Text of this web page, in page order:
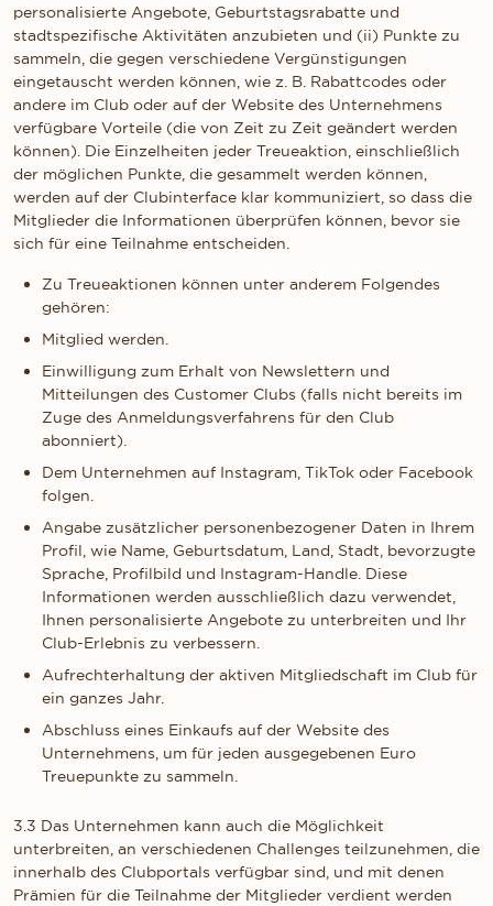
personalisierte Angebote, Geburtstagsrabatte und
stadtspezifische Aktivitäten anzubieten und (ii) Punkte zu
sammeln, die gegen verschiedene Vergünstigungen
eingetauscht werden können, wie z. B. Rabattcodes oder
andere im Club oder auf der Website des Unternehmens
verfügbare Vorteile (die von Zeit zu Zeit geändert werden
können). Die Einzelheiten jeder Treueaktion, einschließlich
der möglichen Punkte, die gesammelt werden können,
werden auf der Clubinterface klar kommuniziert, so dass die
Mitglieder die Informationen überprüfen können, bevor sie
sich für eine Teilnahme entscheiden.
Zu Treueaktionen können unter anderem Folgendes
gehören:
Mitglied werden.
Einwilligung zum Erhalt von Newslettern und
Mitteilungen des Customer Clubs (falls nicht bereits im
Zuge des Anmeldungsverfahrens für den Club
abonniert).
Dem Unternehmen auf Instagram, TikTok oder Facebook
folgen.
Angabe zusätzlicher personenbezogener Daten in Ihrem
Profil, wie Name, Geburtsdatum, Land, Stadt, bevorzugte
Sprache, Profilbild und Instagram-Handle. Diese
Informationen werden ausschließlich dazu verwendet,
Ihnen personalisierte Angebote zu unterbreiten und Ihr
Club-Erlebnis zu verbessern.
Aufrechterhaltung der aktiven Mitgliedschaft im Club für
ein ganzes Jahr.
Abschluss eines Einkaufs auf der Website des
Unternehmens, um für jeden ausgegebenen Euro
Treuepunkte zu sammeln.
3.3 Das Unternehmen kann auch die Möglichkeit
unterbreiten, an verschiedenen Challenges teilzunehmen, die
innerhalb des Clubportals verfügbar sind, und mit denen
Prämien für die Teilnahme der Mitglieder verdient werden